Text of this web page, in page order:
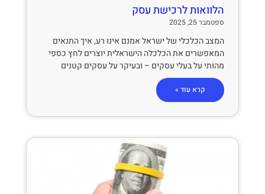
הלוואות לרכישת עסק
ספטמבר 25, 2025
המצב הכלכלי של ישראל אמנם אינו רע, איך התנאים
המאפשרים את הכלכלה הישראלית יוצרים לחץ כספי
מהותי על בעלי עסקים – ובעיקר על עסקים קטנים
קרא עוד »